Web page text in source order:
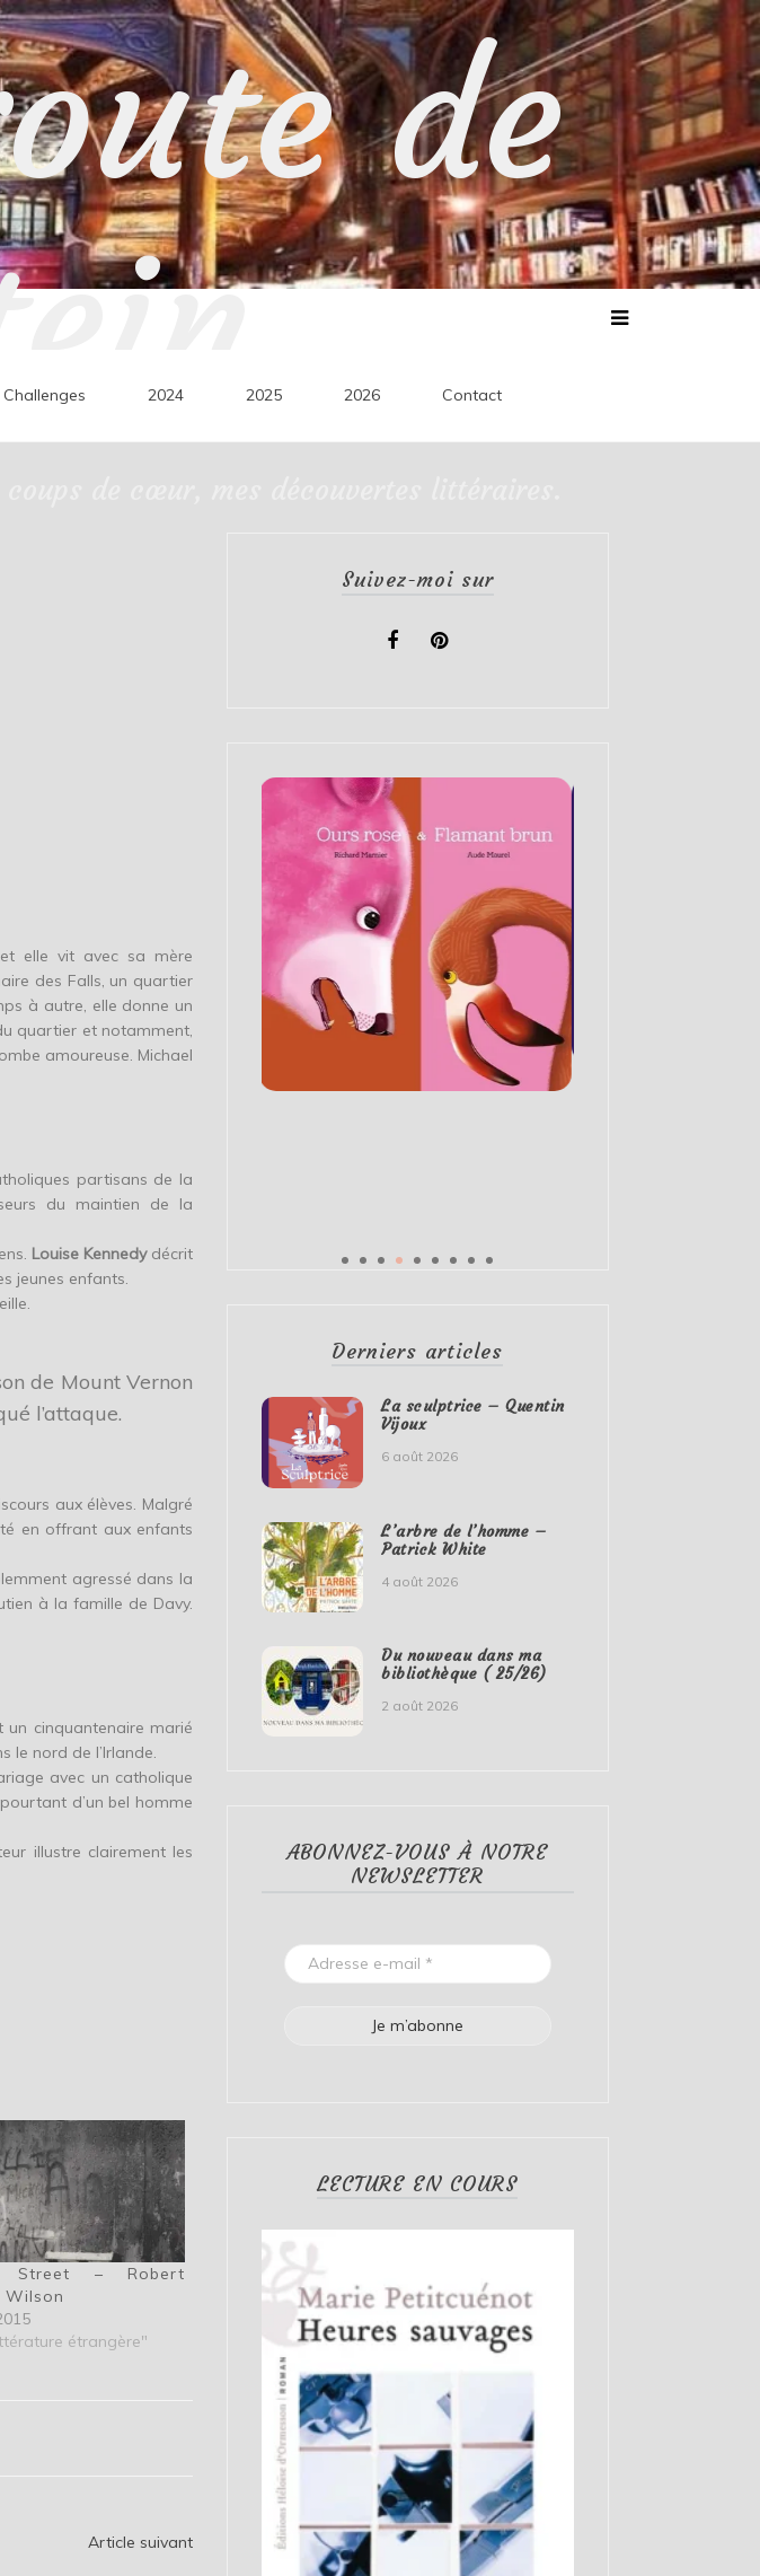
de
Challenges 2024 2025 2026 Contact
elle vit avec sa mère
des Falls, un quartier
à autre, elle donne un
quartier et notamment,
amoureuse. Michael
partisans de la
du maintien de la
Louise Kennedydécrit
jeunes enfants.
de Mount Vernon
l’attaque.
aux élèves. Malgré
en offrant aux enfants
agressé dans la
à la famille de Davy.
cinquantenaire marié
le nord de l’Irlande.
avec un catholique
d’un bel homme
illustre clairement les
Street – Robert
Wilson
étrangère"
Article suivant
Suivez-moi sur
Derniers articles
La sculptrice – Quentin
Vijoux
6 août 2026
L’arbre de l’homme –
Patrick White
4 août 2026
Du nouveau dans ma
bibliothèque ( 25/26)
2 août 2026
ABONNEZ-VOUS À NOTRE
NEWSLETTER
LECTURE EN COURS